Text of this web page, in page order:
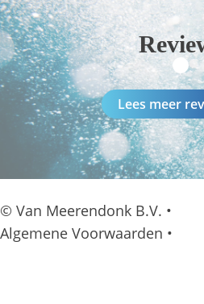
Lees meer
© Van Meerendonk B.V. •
Algemene Voorwaarden •